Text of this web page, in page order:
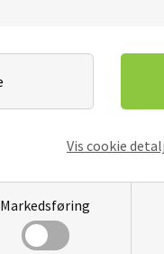
Markedsføring
Vis cookie
FAR, MOR & 1 STØRRE
69,00 58,65